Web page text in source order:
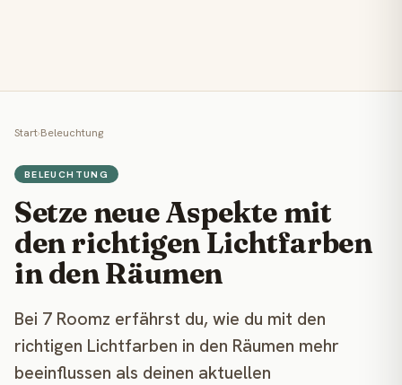
Start›Beleuchtung
BELEUCHTUNG
Setze neue Aspekte mit
den richtigen Lichtfarben
in den Räumen
Bei 7 Roomz erfährst du, wie du mit den
richtigen Lichtfarben in den Räumen mehr
beeinflussen als deinen aktuellen